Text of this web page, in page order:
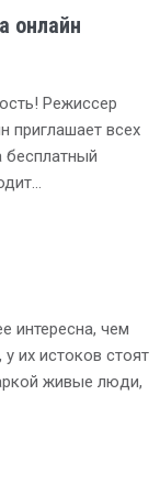
онлайн
Режиссер
приглашает всех
бесплатный
интересна, чем
их истоков стоят
живые люди,